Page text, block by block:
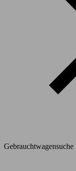
Gebrauchtwagensuche